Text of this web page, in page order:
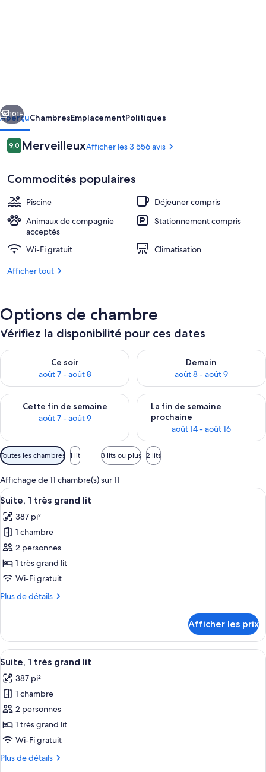
Le
Dauphin
Quebec
Suivant
101+
AperçuChambresEmplacementPolitiques
Avis
9,09,0 sur 10 –
MerveilleuxAfficher les 3 556 avis
Commodités populaires
Piscine
Déjeuner compris
Animaux de compagnie
acceptés
Stationnement compris
Wi-Fi gratuit
Climatisation
Afficher tout
Options de chambre
Vérifiez la disponibilité pour ces dates
Ce soir
août 7 - août 8
Vérifier la disponibilité pour ce soir août 7 - août 8
Demain
août 8 - août 9
Vérifier la disponibilité pour
Cette fin de semaine
août 7 - août 9
Vérifier la disponibilité pour cette fin de semaine août 7 -
La fin de semaine
prochaine
août 14 - août 16
Vérifier la disponibilité pour
Filtres
disponibles
pour
les
chambres
Toutes les chambres 1 lit 3 lits ou plus 2 lits
Affichage de 11 chambre(s) sur 11
Afficher
toutes
les
photos
pour
ce
type
chambre :
très
grand
lit
Une chambre d’hôtel moderne
10
Suite, 1 très grand lit
387 pi²
1 chambre
2 personnes
1 très grand lit
Wi-Fi gratuit
Plus de détails
Plus
Suite,
très
lit
Afficher les prix
Afficher
toutes
les
photos
pour
ce
type
chambre :
Une chambre d’hôtel moderne
8
Suite, 1 très grand lit
387 pi²
1 chambre
2 personnes
1 très grand lit
Wi-Fi gratuit
Plus de détails
Plus